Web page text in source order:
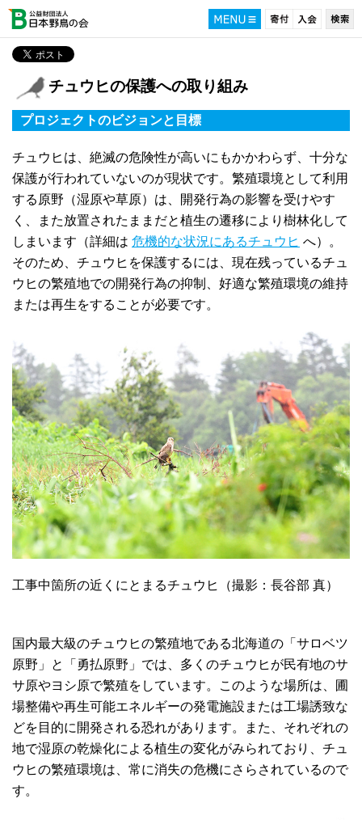
チュウヒの保護への取り組み
プロジェクトのビジョンと目標
チュウヒは、絶滅の危険性が高いにもかかわらず、十分な
保護が行われていないのが現状です。繁殖環境として利用
する原野（湿原や草原）は、開発行為の影響を受けやす
く、また放置されたままだと植生の遷移により樹林化して
しまいます（詳細は 危機的な状況にあるチュウヒ へ）。
そのため、チュウヒを保護するには、現在残っているチュ
ウヒの繁殖地での開発行為の抑制、好適な繁殖環境の維持
または再生をすることが必要です。
工事中箇所の近くにとまるチュウヒ（撮影：長谷部 真）
国内最大級のチュウヒの繁殖地である北海道の「サロベツ
原野」と「勇払原野」では、多くのチュウヒが民有地のサ
サ原やヨシ原で繁殖をしています。このような場所は、圃
場整備や再生可能エネルギーの発電施設または工場誘致な
どを目的に開発される恐れがあります。また、それぞれの
地で湿原の乾燥化による植生の変化がみられており、チュ
ウヒの繁殖環境は、常に消失の危機にさらされているので
す。